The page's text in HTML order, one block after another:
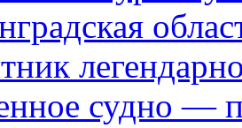
судно —